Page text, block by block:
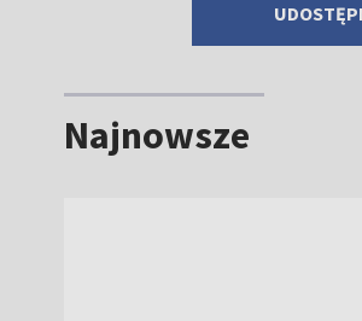
Najnowsze